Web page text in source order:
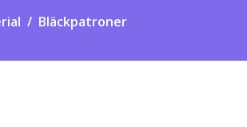
Bläckpatroner